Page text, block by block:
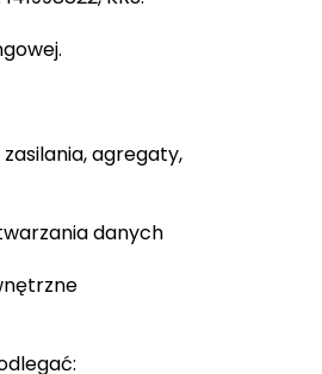
agregaty,
danych